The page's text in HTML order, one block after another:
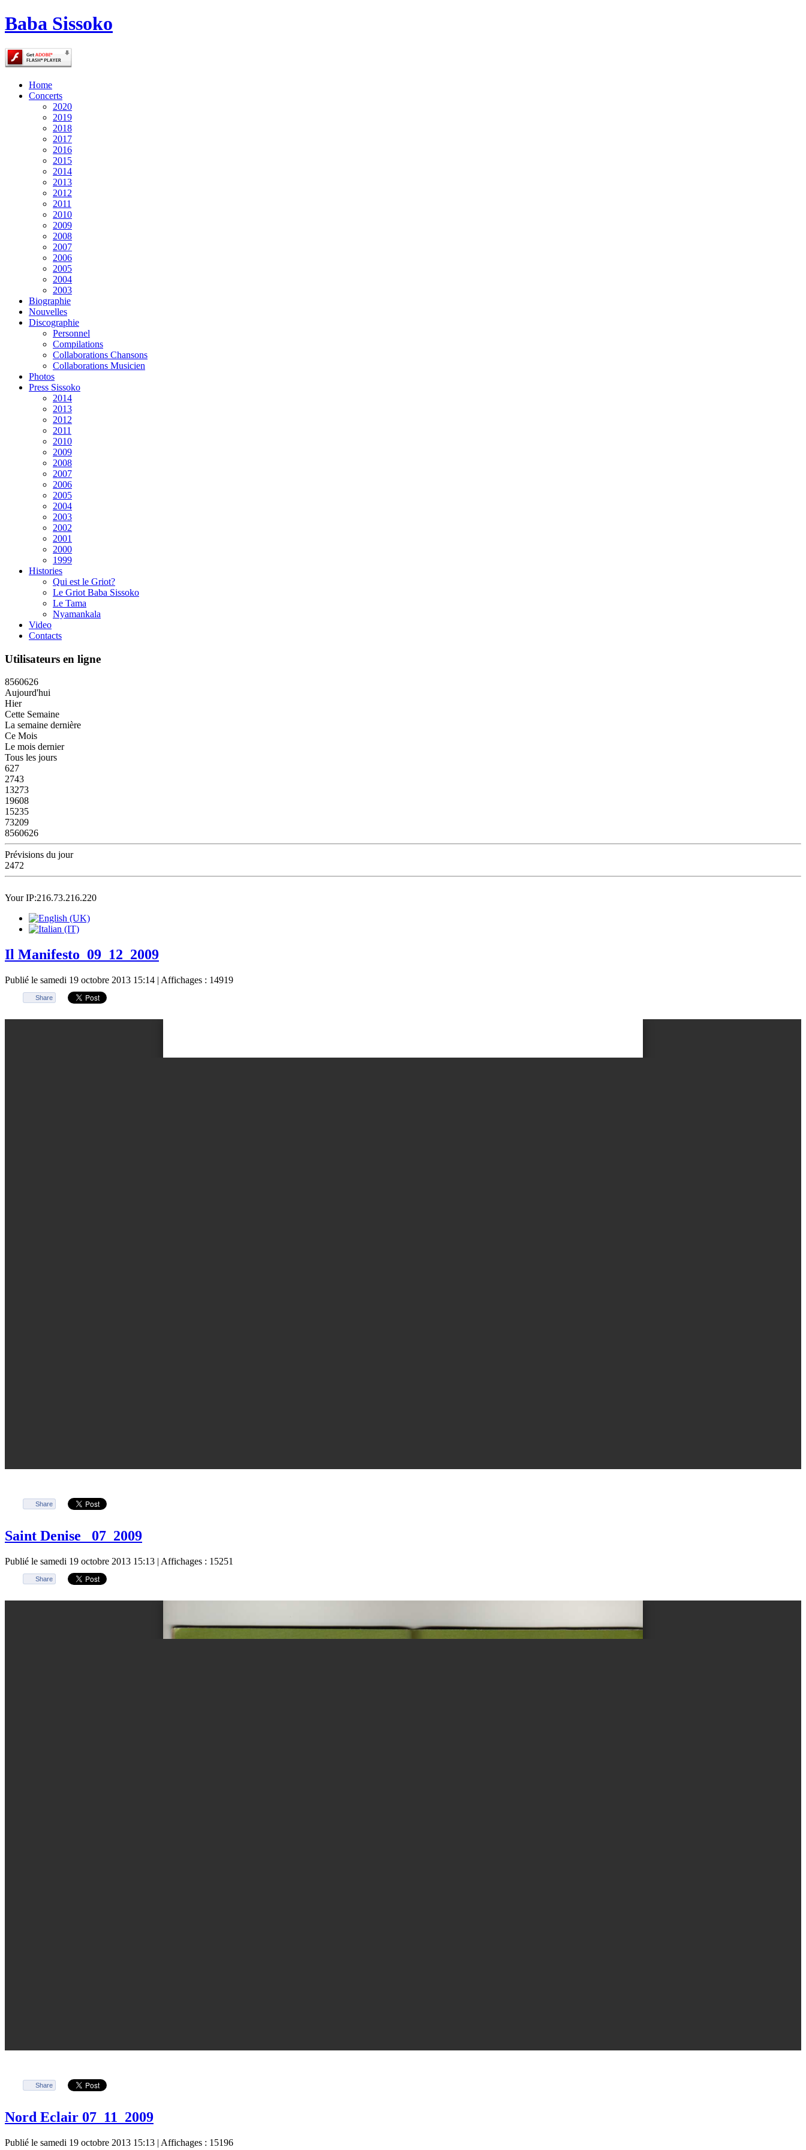
Baba Sissoko
Home
Concerts
2020
2019
2018
2017
2016
2015
2014
2013
2012
2011
2010
2009
2008
2007
2006
2005
2004
2003
Biographie
Nouvelles
Discographie
Personnel
Compilations
Collaborations Chansons
Collaborations Musicien
Photos
Press Sissoko
2014
2013
2012
2011
2010
2009
2008
2007
2006
2005
2004
2003
2002
2001
2000
1999
Histories
Qui est le Griot?
Le Griot Baba Sissoko
Le Tama
Nyamankala
Video
Contacts
Utilisateurs en ligne
8560626
Aujourd'hui
Hier
Cette Semaine
La semaine dernière
Ce Mois
Le mois dernier
Tous les jours
627
2743
13273
19608
15235
73209
8560626
Prévisions du jour
2472
Your IP:216.73.216.220
Il Manifesto_09_12_2009
Publié le samedi 19 octobre 2013 15:14 | Affichages : 14919
Share
Share
Saint Denise _07_2009
Publié le samedi 19 octobre 2013 15:13 | Affichages : 15251
Share
Share
Nord Eclair 07_11_2009
Publié le samedi 19 octobre 2013 15:13 | Affichages : 15196